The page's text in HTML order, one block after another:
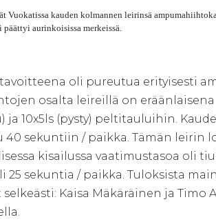
Vuokatissa kauden kolmannen leirinsä
aurinkoisissa merkeissä.
oli pureutua erityisesti
osalta leireillä on
ja 10x5ls (pysty) peltitauluihin.
sekuntiin / paikka. Tämän leirin
kisailussa vaatimustasoa oli
sekuntia / paikka. Tuloksista
Kaisa Mäkäräinen ja Timo